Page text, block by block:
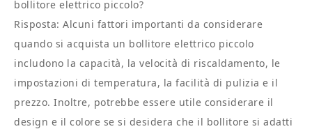
bollitore elettrico piccolo?
Risposta: Alcuni fattori importanti da considerare
quando si acquista un bollitore elettrico piccolo
includono la capacità, la velocità di riscaldamento, le
impostazioni di temperatura, la facilità di pulizia e il
prezzo. Inoltre, potrebbe essere utile considerare il
design e il colore se si desidera che il bollitore si adatti